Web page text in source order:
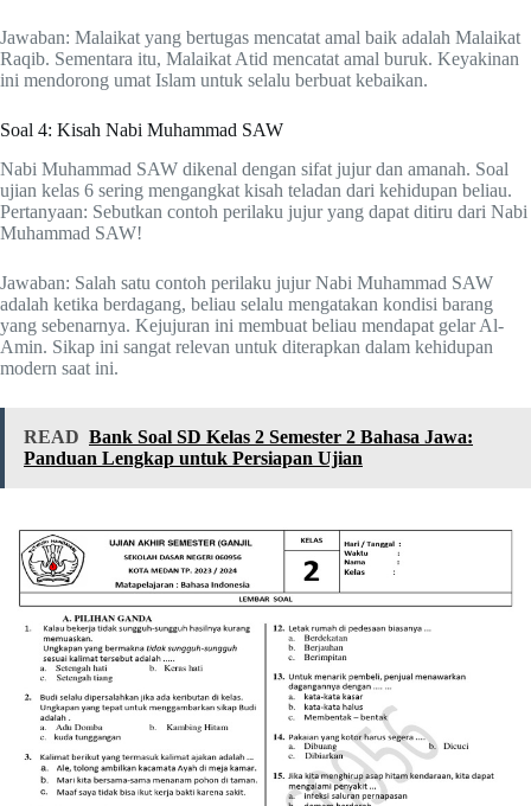
Jawaban: Malaikat yang bertugas mencatat amal baik adalah Malaikat
Raqib. Sementara itu, Malaikat Atid mencatat amal buruk. Keyakinan
ini mendorong umat Islam untuk selalu berbuat kebaikan.
Soal 4: Kisah Nabi Muhammad SAW
Nabi Muhammad SAW dikenal dengan sifat jujur dan amanah. Soal
ujian kelas 6 sering mengangkat kisah teladan dari kehidupan beliau.
Pertanyaan: Sebutkan contoh perilaku jujur yang dapat ditiru dari Nabi
Muhammad SAW!
Jawaban: Salah satu contoh perilaku jujur Nabi Muhammad SAW
adalah ketika berdagang, beliau selalu mengatakan kondisi barang
yang sebenarnya. Kejujuran ini membuat beliau mendapat gelar Al-
Amin. Sikap ini sangat relevan untuk diterapkan dalam kehidupan
modern saat ini.
READ Bank Soal SD Kelas 2 Semester 2 Bahasa Jawa:
Panduan Lengkap untuk Persiapan Ujian